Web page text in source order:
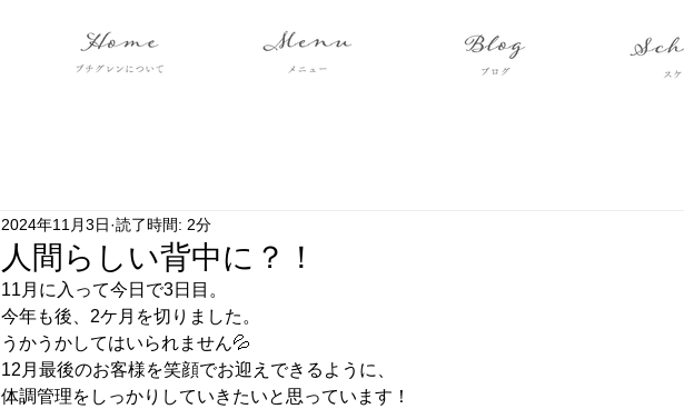
人間らしい背中に？！
2024年11月3日 読了時間: 2分
11月に入って今日で3日目。
今年も後、2ケ月を切りました。
うかうかしてはいられません💦
12月最後のお客様を笑顔でお迎えできるように、
体調管理をしっかりしていきたいと思っています！